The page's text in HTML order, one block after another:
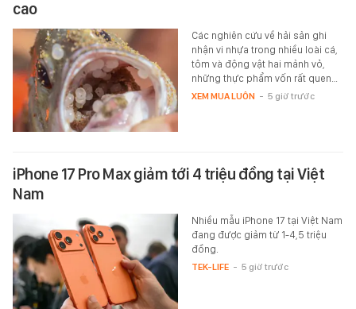
cao
Các nghiên cứu về hải sản ghi
nhận vi nhựa trong nhiều loài cá,
tôm và động vật hai mảnh vỏ,
những thực phẩm vốn rất quen…
XEM MUA LUÔN - 5 giờ trước
iPhone 17 Pro Max giảm tới 4 triệu đồng tại Việt
Nam
Nhiều mẫu iPhone 17 tại Việt Nam
đang được giảm từ 1-4,5 triệu
đồng.
TEK-LIFE - 5 giờ trước